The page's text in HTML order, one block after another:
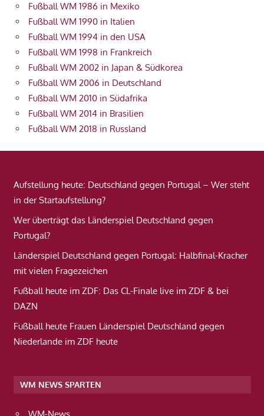
Fußball WM 1986 in Mexiko
Fußball WM 1990 in Italien
Fußball WM 1994 in den USA
Fußball WM 1998 in Frankreich
Fußball WM 2002 in Japan & Südkorea
Fußball WM 2006 in Deutschland
Fußball WM 2010 in Südafrika
Fußball WM 2014 in Brasilien
Fußball WM 2018 in Russland
Aufstellung heute: Deutschland gegen Portugal – Wer steht
in der Startaufstellung?
Wer überträgt das Länderspiel Deutschland gegen
Portugal?
Länderspiel Deutschland gegen Portugal: Halbfinal-Kracher
mit vielen Fragezeichen
Fußball heute im ZDF: Das CL-Finale live im ZDF & bei
DAZN
Fußball heute Frauen Länderspiel Deutschland gegen
Niederlande im ZDF heute
WM NEWS SPARTEN